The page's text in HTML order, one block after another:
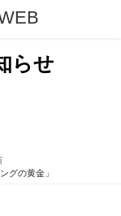
らせ
グの黄金」